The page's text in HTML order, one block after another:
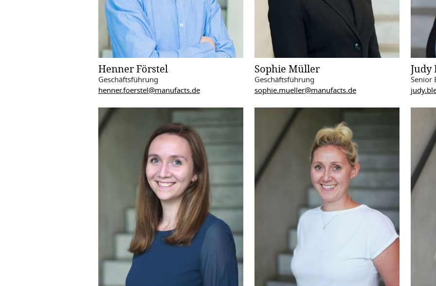
Henner Förstel
Geschäftsführung
henner.foerstel@manufacts.de
Sophie Müller
Geschäftsführung
sophie.mueller@manufacts.de
Judy
Senior